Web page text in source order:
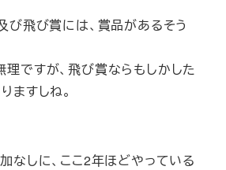
び飛び賞には、賞品があるそう
ですが、飛び賞ならもしかした
ますしね。
なしに、ここ2年ほどやっている